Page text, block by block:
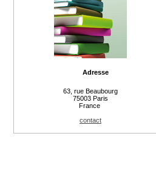
Adresse
63, rue Beaubourg
75003 Paris
France
contact